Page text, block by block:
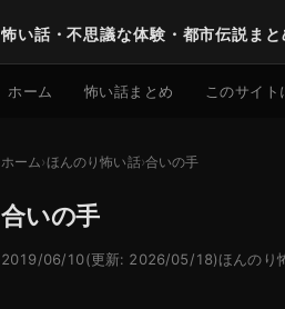
怖い話・不思議な体験・都市伝説ま
ホーム 怖い話まとめ このサイト
ホーム ほんのり怖い話 合いの手
合いの手
2019/06/10(更新: 2026/05/18)ほんのり